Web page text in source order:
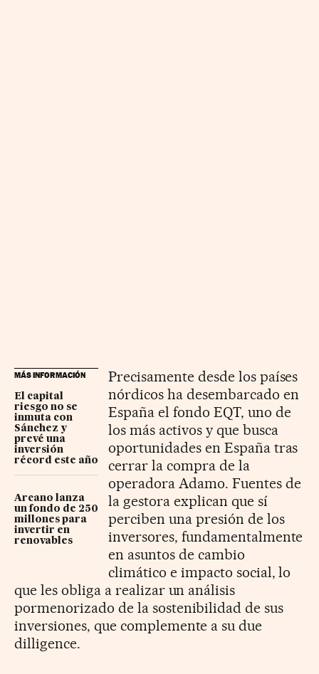
MÁS INFORMACIÓN
El capital
riesgo no se
inmuta con
Sánchez y
prevé una
inversión
récord este año
Arcano lanza
un fondo de 250
millones para
invertir en
renovables
Precisamente desde los países
nórdicos ha desembarcado en
España el fondo EQT, uno de
los más activos y que busca
oportunidades en España tras
cerrar la compra de la
operadora Adamo. Fuentes de
la gestora explican que sí
perciben una presión de los
inversores, fundamentalmente
en asuntos de cambio
climático e impacto social, lo
que les obliga a realizar un análisis
pormenorizado de la sostenibilidad de sus
inversiones, que complemente a su due
dilligence.